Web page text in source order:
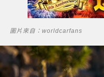
圖片來自：worldcarfans